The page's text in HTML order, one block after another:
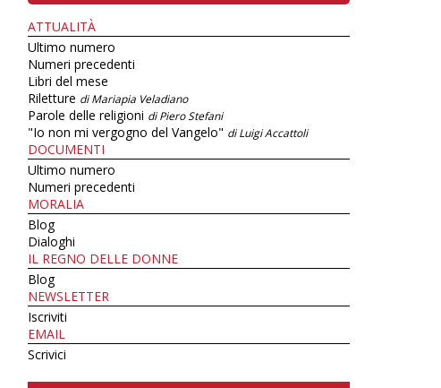
ATTUALITÀ
Ultimo numero
Numeri precedenti
Libri del mese
Riletture di Mariapia Veladiano
Parole delle religioni di Piero Stefani
"Io non mi vergogno del Vangelo" di Luigi Accattoli
DOCUMENTI
Ultimo numero
Numeri precedenti
MORALIA
Blog
Dialoghi
IL REGNO DELLE DONNE
Blog
NEWSLETTER
Iscriviti
EMAIL
Scrivici